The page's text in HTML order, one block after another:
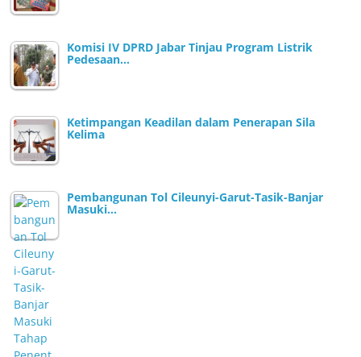
Komisi IV DPRD Jabar Tinjau Program Listrik
Pedesaan…
Ketimpangan Keadilan dalam Penerapan Sila
Kelima
Pembangunan Tol Cileunyi-Garut-Tasik-Banjar
Masuki…